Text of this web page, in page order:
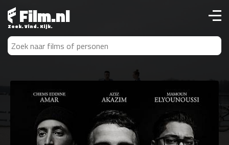
Film.nl
Zoek. Vind. Kijk.